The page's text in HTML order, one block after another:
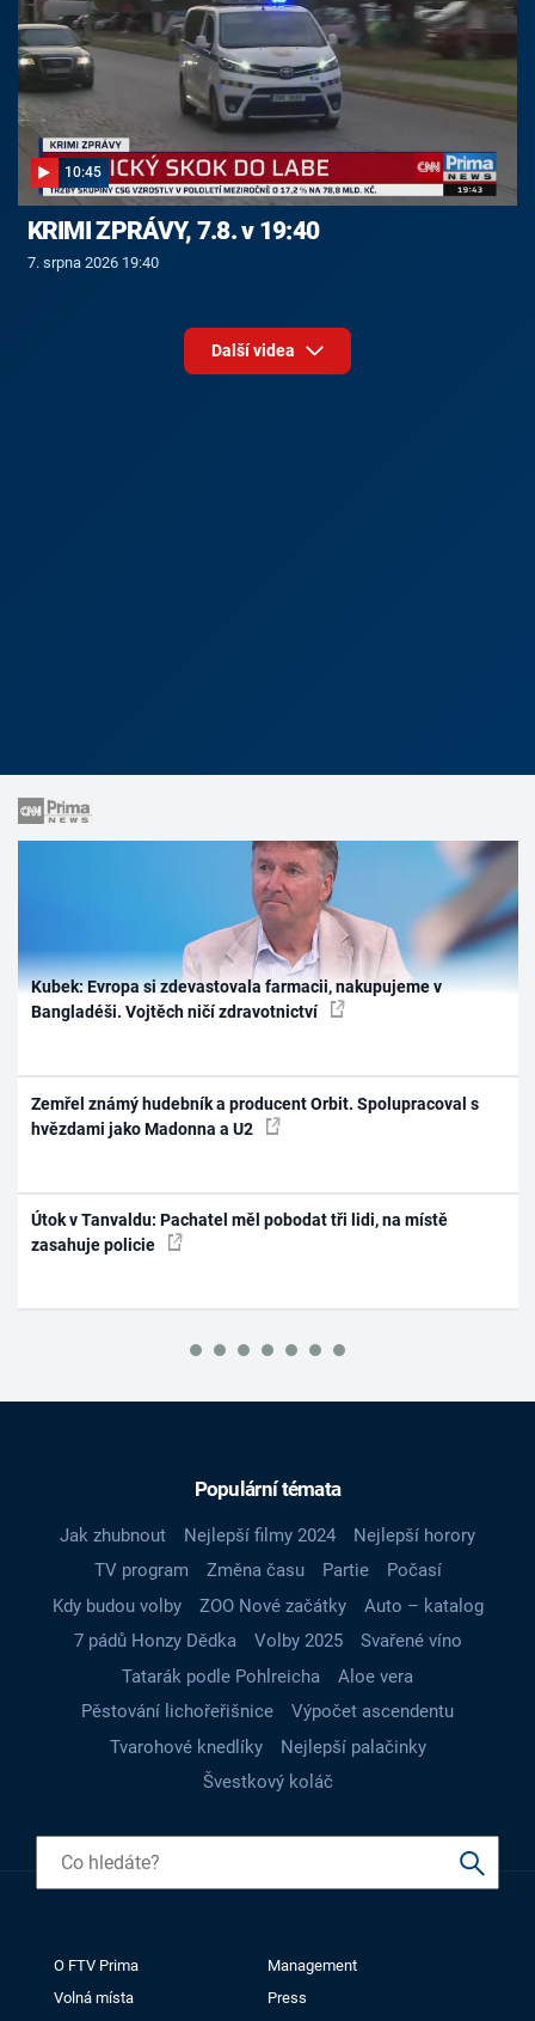
10:45
KRIMI ZPRÁVY, 7.8. v 19:40
7. srpna 2026 19:40
Další videa
Kubek: Evropa si zdevastovala farmacii, nakupujeme v
Bangladéši. Vojtěch ničí zdravotnictví
Zemřel známý hudebník a producent Orbit. Spolupracoval s
hvězdami jako Madonna a U2
Útok v Tanvaldu: Pachatel měl pobodat tři lidi, na místě
zasahuje policie
Populární témata
Jak zhubnout Nejlepší filmy 2024
Nejlepší horory
TV program
Změna času Partie
Počasí
Kdy budou volby
ZOO Nové začátky
Auto – katalog
7 pádů Honzy Dědka
Volby 2025
Svařené víno
Tatarák podle Pohlreicha
Aloe vera
Pěstování lichořeřišnice
Výpočet ascendentu
Tvarohové knedlíky
Nejlepší palačinky
Švestkový koláč
O FTV Prima
Management
Volná místa
Press